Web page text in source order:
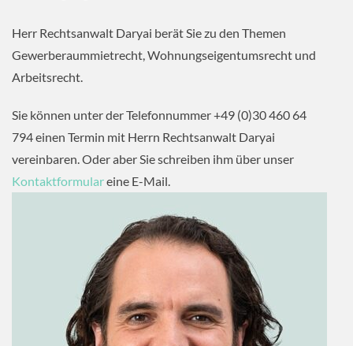
Herr Rechtsanwalt Daryai berät Sie zu den Themen
Gewerberaummietrecht, Wohnungseigentumsrecht und
Arbeitsrecht.
Sie können unter der Telefonnummer +49 (0)30 460 64
794 einen Termin mit Herrn Rechtsanwalt Daryai
vereinbaren. Oder aber Sie schreiben ihm über unser
Kontaktformulareine E-Mail.